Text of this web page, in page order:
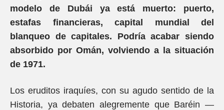
modelo de Dubái ya está muerto: puerto,
estafas financieras, capital mundial del
blanqueo de capitales. Podría acabar siendo
absorbido por Omán, volviendo a la situación
de 1971.
Los eruditos iraquíes, con su agudo sentido de la
Historia, ya debaten alegremente que Baréin —